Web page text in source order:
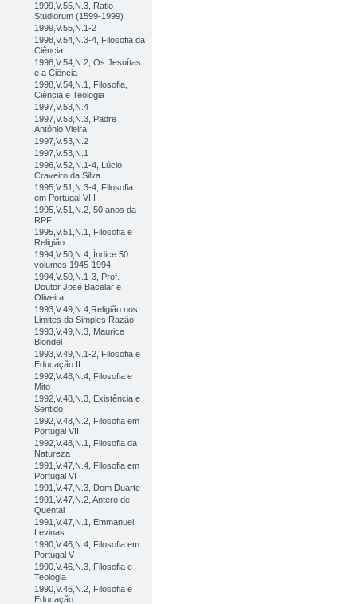
1999,V.55,N.3, Ratio
Studiorum (1599-1999)
1999,V.55,N.1-2
1998,V.54,N.3-4, Filosofia da
Ciência
1998,V.54,N.2, Os Jesuítas
e a Ciência
1998,V.54,N.1, Filosofia,
Ciência e Teologia
1997,V.53,N.4
1997,V.53,N.3, Padre
António Vieira
1997,V.53,N.2
1997,V.53,N.1
1996,V.52,N.1-4, Lúcio
Craveiro da Silva
1995,V.51,N.3-4, Filosofia
em Portugal VIII
1995,V.51,N.2, 50 anos da
RPF
1995,V.51,N.1, Filosofia e
Religião
1994,V.50,N.4, Índice 50
volumes 1945-1994
1994,V.50,N.1-3, Prof.
Doutor José Bacelar e
Oliveira
1993,V.49,N.4,Religião nos
Limites da Simples Razão
1993,V.49,N.3, Maurice
Blondel
1993,V.49,N.1-2, Filosofia e
Educação II
1992,V.48,N.4, Filosofia e
Mito
1992,V.48,N.3, Existência e
Sentido
1992,V.48,N.2, Filosofia em
Portugal VII
1992,V.48,N.1, Filosofia da
Natureza
1991,V.47,N.4, Filosofia em
Portugal VI
1991,V.47,N.3, Dom Duarte
1991,V.47,N.2, Antero de
Quental
1991,V.47,N.1, Emmanuel
Levinas
1990,V.46,N.4, Filosofia em
Portugal V
1990,V.46,N.3, Filosofia e
Teologia
1990,V.46,N.2, Filosofia e
Educação